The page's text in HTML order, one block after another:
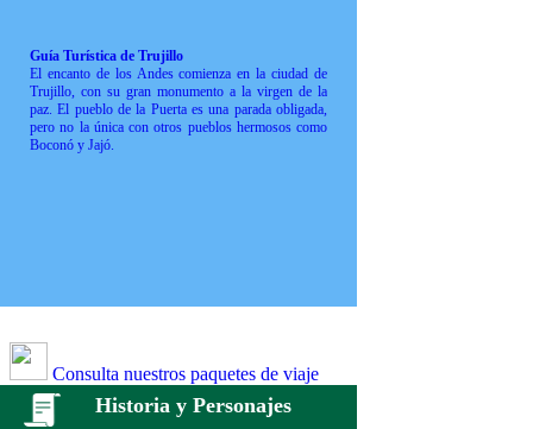
Guía Turística de Trujillo
El encanto de los Andes comienza en la ciudad de
Trujillo, con su gran monumento a la virgen de la
paz. El pueblo de la Puerta es una parada obligada,
pero no la única con otros pueblos hermosos como
Boconó y Jajó.
Consulta nuestros paquetes de viaje
Historia y Personajes